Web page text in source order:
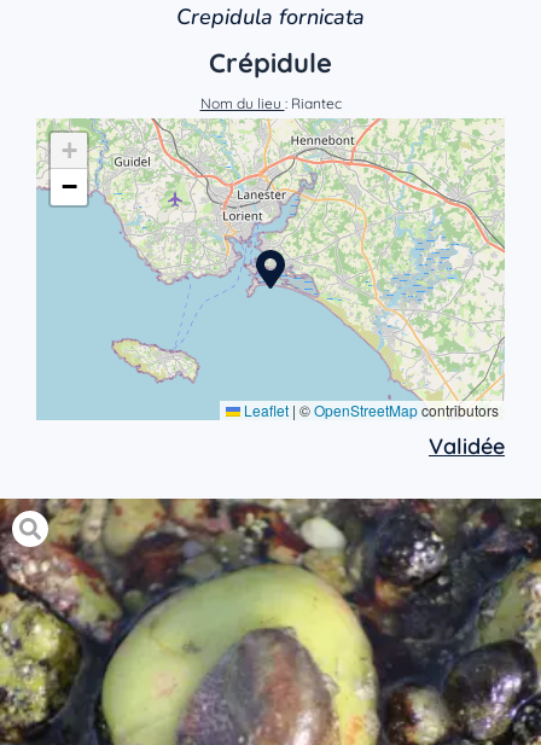
Crepidula fornicata
Crépidule
Nom du lieu : Riantec
+
−
Leaflet | ©OpenStreetMapcontributors
Validée